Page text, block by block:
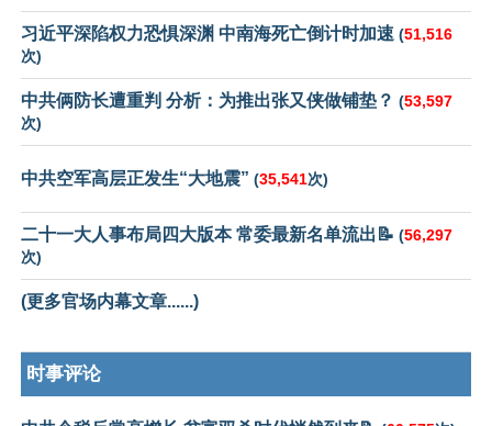
习近平深陷权力恐惧深渊 中南海死亡倒计时加速 (51,516
次)
中共俩防长遭重判 分析：为推出张又侠做铺垫？ (53,597
次)
中共空军高层正发生“大地震” (35,541次)
二十一大人事布局四大版本 常委最新名单流出📝 (56,297
次)
(更多官场内幕文章......)
时事评论